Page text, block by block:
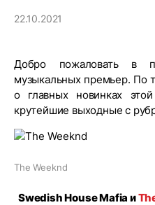
22.10.2021
Добро пожаловать в
музыкальных премьер. По
о главных новинках
крутейшие выходные с
The Weeknd
Swedish House Mafia и